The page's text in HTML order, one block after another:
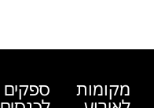
מקומות ספקים